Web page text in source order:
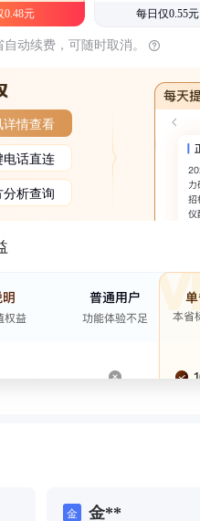
0.48元 每日仅0.55元
动续费，可随时取消。
详情查看
电话直连
分析查询
金 金**